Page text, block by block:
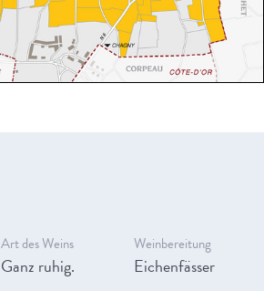
Art des Weins
Ganz ruhig.
Weinbereitung
Eichenfässer